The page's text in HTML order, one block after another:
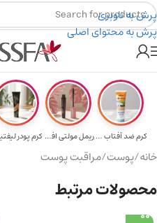
پرش به ناوبری
پرش به محتوای اصلی
۲٪ تخفیف روی سبد خرید برای روش کارت به کارت
تومن
کرم ضد آفتاب حا... ریمل مولتی افکت...
خانه/پوست/مراقبت پوست
محصولات مرتبط